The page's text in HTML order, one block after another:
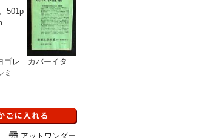
ゴレ カバーイタ
アットワンダー